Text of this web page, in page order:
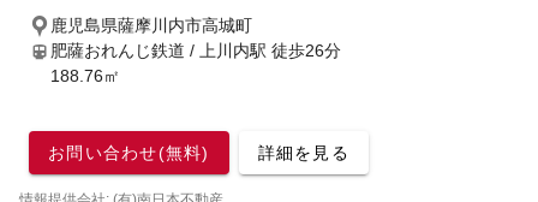
鹿児島県薩摩川内市高城町
肥薩おれんじ鉄道 / 上川内駅 徒歩26分
188.76㎡
お問い合わせ(無料) 詳細を見る